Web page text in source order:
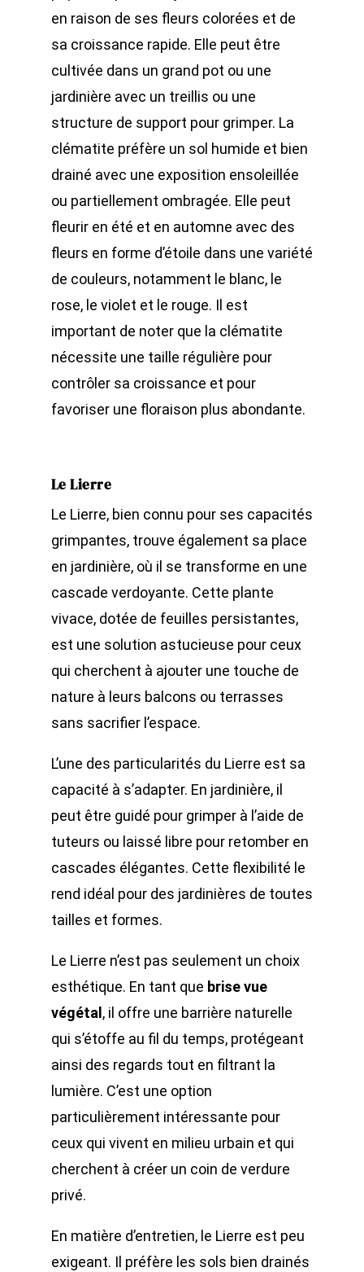
en raison de ses fleurs colorées et de
sa croissance rapide. Elle peut être
cultivée dans un grand pot ou une
jardinière avec un treillis ou une
structure de support pour grimper. La
clématite préfère un sol humide et bien
drainé avec une exposition ensoleillée
ou partiellement ombragée. Elle peut
fleurir en été et en automne avec des
fleurs en forme d’étoile dans une variété
de couleurs, notamment le blanc, le
rose, le violet et le rouge. Il est
important de noter que la clématite
nécessite une taille régulière pour
contrôler sa croissance et pour
favoriser une floraison plus abondante.
Le Lierre
Le Lierre, bien connu pour ses capacités
grimpantes, trouve également sa place
en jardinière, où il se transforme en une
cascade verdoyante. Cette plante
vivace, dotée de feuilles persistantes,
est une solution astucieuse pour ceux
qui cherchent à ajouter une touche de
nature à leurs balcons ou terrasses
sans sacrifier l’espace.
L’une des particularités du Lierre est sa
capacité à s’adapter. En jardinière, il
peut être guidé pour grimper à l’aide de
tuteurs ou laissé libre pour retomber en
cascades élégantes. Cette flexibilité le
rend idéal pour des jardinières de toutes
tailles et formes.
Le Lierre n’est pas seulement un choix
esthétique. En tant que brise vue
végétal , il offre une barrière naturelle
qui s’étoffe au fil du temps, protégeant
ainsi des regards tout en filtrant la
lumière. C’est une option
particulièrement intéressante pour
ceux qui vivent en milieu urbain et qui
cherchent à créer un coin de verdure
privé.
En matière d’entretien, le Lierre est peu
exigeant. Il préfère les sols bien drainés